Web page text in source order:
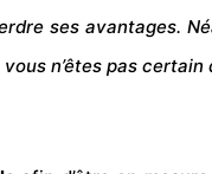
ses avantages.
n’êtes pas